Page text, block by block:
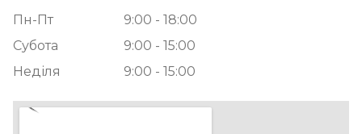
Пн-Пт
Субота
Неділя
9:00 - 18:00
9:00 - 15:00
9:00 - 15:00